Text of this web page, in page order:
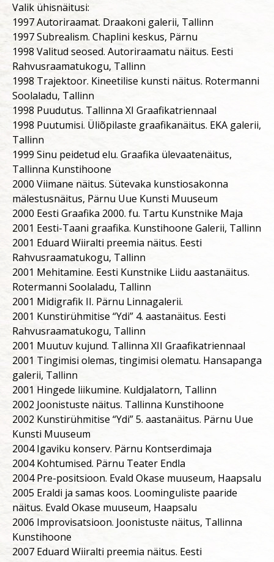
Valik ühisnäitusi:
1997 Autoriraamat. Draakoni galerii, Tallinn
1997 Subrealism. Chaplini keskus, Pärnu
1998 Valitud seosed. Autoriraamatu näitus. Eesti
Rahvusraamatukogu, Tallinn
1998 Trajektoor. Kineetilise kunsti näitus. Rotermanni
Soolaladu, Tallinn
1998 Puudutus. Tallinna XI Graafikatriennaal
1998 Puutumisi. Üliõpilaste graafikanäitus. EKA galerii,
Tallinn
1999 Sinu peidetud elu. Graafika ülevaatenäitus,
Tallinna Kunstihoone
2000 Viimane näitus. Sütevaka kunstiosakonna
mälestusnäitus, Pärnu Uue Kunsti Muuseum
2000 Eesti Graafika 2000. fu. Tartu Kunstnike Maja
2001 Eesti-Taani graafika. Kunstihoone Galerii, Tallinn
2001 Eduard Wiiralti preemia näitus. Eesti
Rahvusraamatukogu, Tallinn
2001 Mehitamine. Eesti Kunstnike Liidu aastanäitus.
Rotermanni Soolaladu, Tallinn
2001 Midigrafik II. Pärnu Linnagalerii.
2001 Kunstirühmitise “Ydi” 4. aastanäitus. Eesti
Rahvusraamatukogu, Tallinn
2001 Muutuv kujund. Tallinna XII Graafikatriennaal
2001 Tingimisi olemas, tingimisi olematu. Hansapanga
galerii, Tallinn
2001 Hingede liikumine. Kuldjalatorn, Tallinn
2002 Joonistuste näitus. Tallinna Kunstihoone
2002 Kunstirühmitise “Ydi” 5. aastanäitus. Pärnu Uue
Kunsti Muuseum
2004 Igaviku konserv. Pärnu Kontserdimaja
2004 Kohtumised. Pärnu Teater Endla
2004 Pre-positsioon. Evald Okase muuseum, Haapsalu
2005 Eraldi ja samas koos. Loominguliste paaride
näitus. Evald Okase muuseum, Haapsalu
2006 Improvisatsioon. Joonistuste näitus, Tallinna
Kunstihoone
2007 Eduard Wiiralti preemia näitus. Eesti